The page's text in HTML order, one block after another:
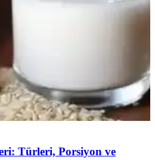
Türleri, Porsiyon ve